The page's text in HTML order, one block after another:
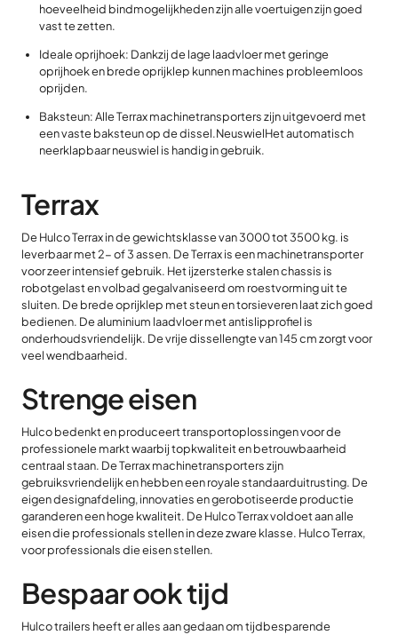
hoeveelheid bindmogelijkheden zijn alle voertuigen zijn goed
vast te zetten.
Ideale oprijhoek: Dankzij de lage laadvloer met geringe
oprijhoek en brede oprijklep kunnen machines probleemloos
oprijden.
Baksteun: Alle Terrax machinetransporters zijn uitgevoerd met
een vaste baksteun op de dissel.NeuswielHet automatisch
neerklapbaar neuswiel is handig in gebruik.
Terrax
De Hulco Terrax in de gewichtsklasse van 3000 tot 3500 kg. is
leverbaar met 2- of 3 assen. De Terrax is een machinetransporter
voor zeer intensief gebruik. Het ijzersterke stalen chassis is
robotgelast en volbad gegalvaniseerd om roestvorming uit te
sluiten. De brede oprijklep met steun en torsieveren laat zich goed
bedienen. De aluminium laadvloer met antislipprofiel is
onderhoudsvriendelijk. De vrije dissellengte van 145 cm zorgt voor
veel wendbaarheid.
Strenge eisen
Hulco bedenkt en produceert transportoplossingen voor de
professionele markt waarbij topkwaliteit en betrouwbaarheid
centraal staan. De Terrax machinetransporters zijn
gebruiksvriendelijk en hebben een royale standaarduitrusting. De
eigen designafdeling, innovaties en gerobotiseerde productie
garanderen een hoge kwaliteit. De Hulco Terrax voldoet aan alle
eisen die professionals stellen in deze zware klasse. Hulco Terrax,
voor professionals die eisen stellen.
Bespaar ook tijd
Hulco trailers heeft er alles aan gedaan om tijdbesparende